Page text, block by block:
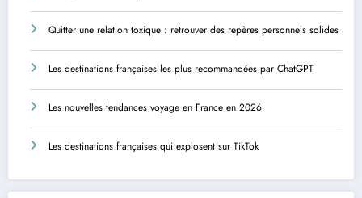
Quitter une relation toxique : retrouver des repères personnels solides
Les destinations françaises les plus recommandées par ChatGPT
Les nouvelles tendances voyage en France en 2026
Les destinations françaises qui explosent sur TikTok